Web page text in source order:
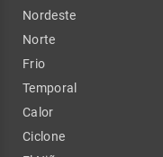
Nordeste
Norte
Frio
Temporal
Calor
Ciclone